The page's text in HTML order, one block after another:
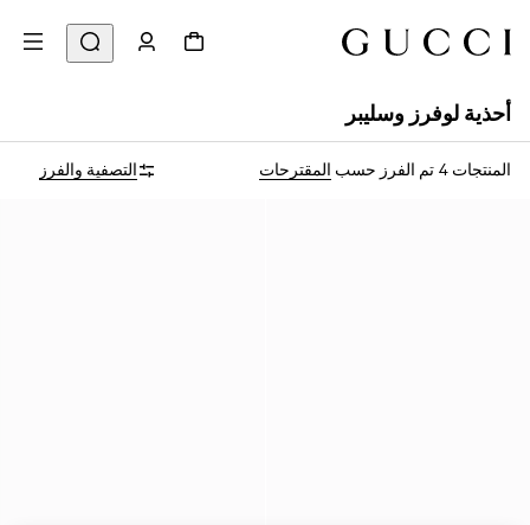
أحذية لوفرز وسليبر
المنتجات 4 تم الفرز حسب المقترحات التصفية والفرز